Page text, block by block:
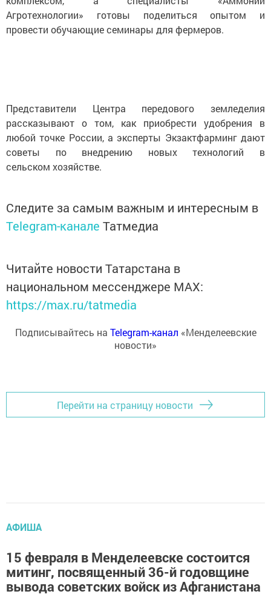
Агротехнологии» готовы поделиться опытом и
провести обучающие семинары для фермеров.
Представители Центра передового земледелия
рассказывают о том, как приобрести удобрения в
любой точке России, а эксперты Экзактфарминг дают
советы по внедрению новых технологий в
сельском хозяйстве.
Следите за самым важным и интересным в
Telegram-канале Татмедиа
Читайте новости Татарстана в
национальном мессенджере MАХ:
https://max.ru/tatmedia
Подписывайтесь на Telegram-канал «Менделеевские
новости»
Перейти на страницу новости
АФИША
15 февраля в Менделеевске состоится
митинг, посвященный 36-й годовщине
вывода советских войск из Афганистана